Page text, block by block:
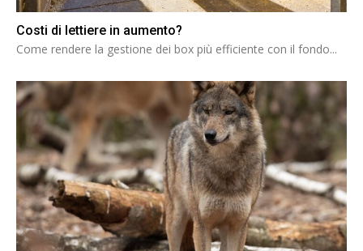
Costi di lettiere in aumento?
Come rendere la gestione dei box più efficiente con il fondo...